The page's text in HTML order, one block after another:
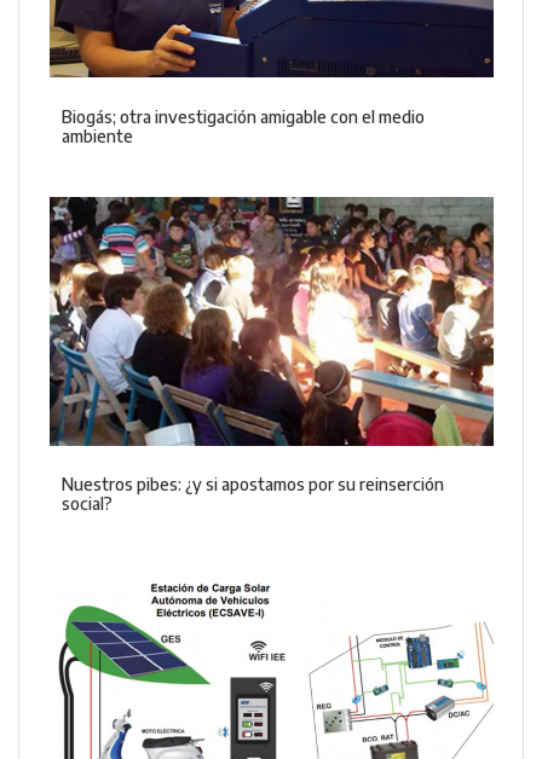
Biogás; otra investigación amigable con el medio
ambiente
Nuestros pibes: ¿y si apostamos por su reinserción
social?